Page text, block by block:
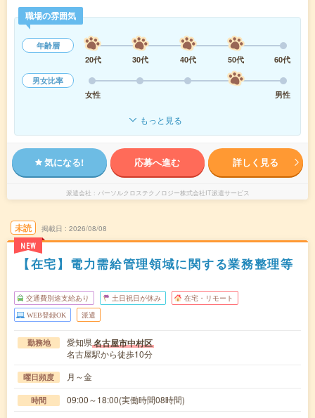
職場の雰囲気
年齢層
20代
30代 40代 50代
60代
男女比率
女性
男性
もっと見る
気になる! 応募へ進む 詳しく見る
派遣会社 パーソルクロステクノロジー株式会社IT派遣サービス
未読
NEW
掲載日 2026/08/08
【在宅】電力需給管理領域に関する業務整理等
交通費別途支給あり 土日祝日が休み 在宅・リモート
WEB登録OK 派遣
勤務地 愛知県名古屋市中村区
名古屋駅から徒歩10分
曜日頻度 月～金
時間 09:00～18:00(実働時間08時間)